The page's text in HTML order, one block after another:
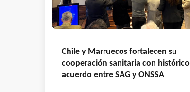
Chile y Marruecos fortalecen su
cooperación sanitaria con histórico
acuerdo entre SAG y ONSSA